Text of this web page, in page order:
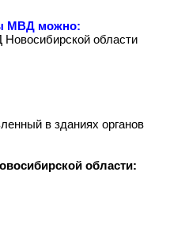
МВД можно:
области
в зданиях органов
области: